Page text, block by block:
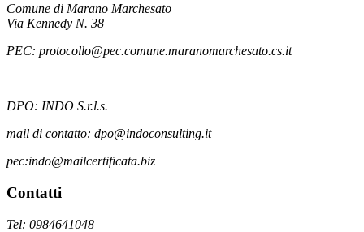
Comune di Marano Marchesato
Via Kennedy N. 38
PEC: protocollo@pec.comune.maranomarchesato.cs.it
DPO: INDO S.r.l.s.
mail di contatto: dpo@indoconsulting.it
pec:indo@mailcertificata.biz
Contatti
Tel: 0984641048